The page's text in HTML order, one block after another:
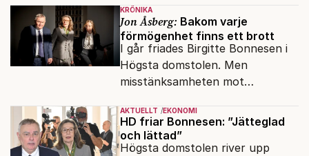
KRÖNIKA
Jon Åsberg: Bakom varje
förmögenhet finns ett brott
I går friades Birgitte Bonnesen i
Högsta domstolen. Men
misstänksamheten mot
AKTUELLT EKONOMI
HD friar Bonnesen: ”Jätteglad
och lättad”
Högsta domstolen river upp